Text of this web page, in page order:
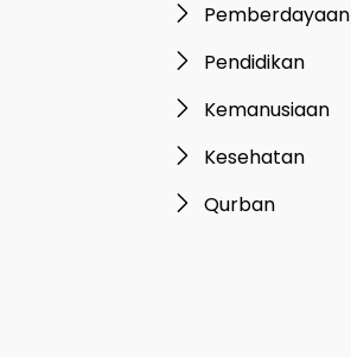
Pemberdayaan
Pendidikan
Kemanusiaan
Kesehatan
Qurban